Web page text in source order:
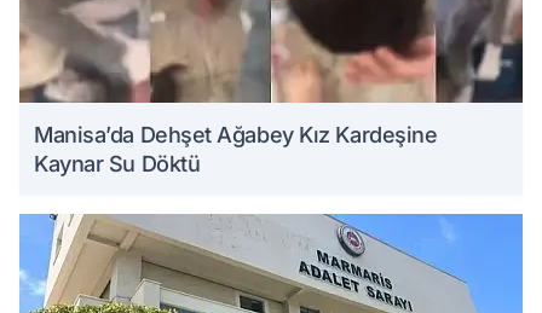
Manisa’da Dehşet Ağabey Kız Kardeşine
Kaynar Su Döktü